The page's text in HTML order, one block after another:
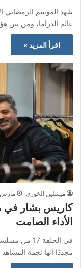
شهد الموسم الرمضاني
عالم الدراما، ومن بين
اقرأ المزيد »
ميشلين الخوري مارس 19, 2025
كاريس بشار
الأداء الصامت
في الحلقة
مجددًا أنها نجمة